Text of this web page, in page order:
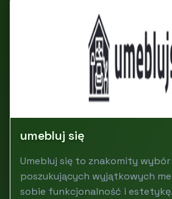
umebluj się
Umebluj się to znakomity
poszukujących wyjątkowych
sobie funkcjonalność i estetykę.